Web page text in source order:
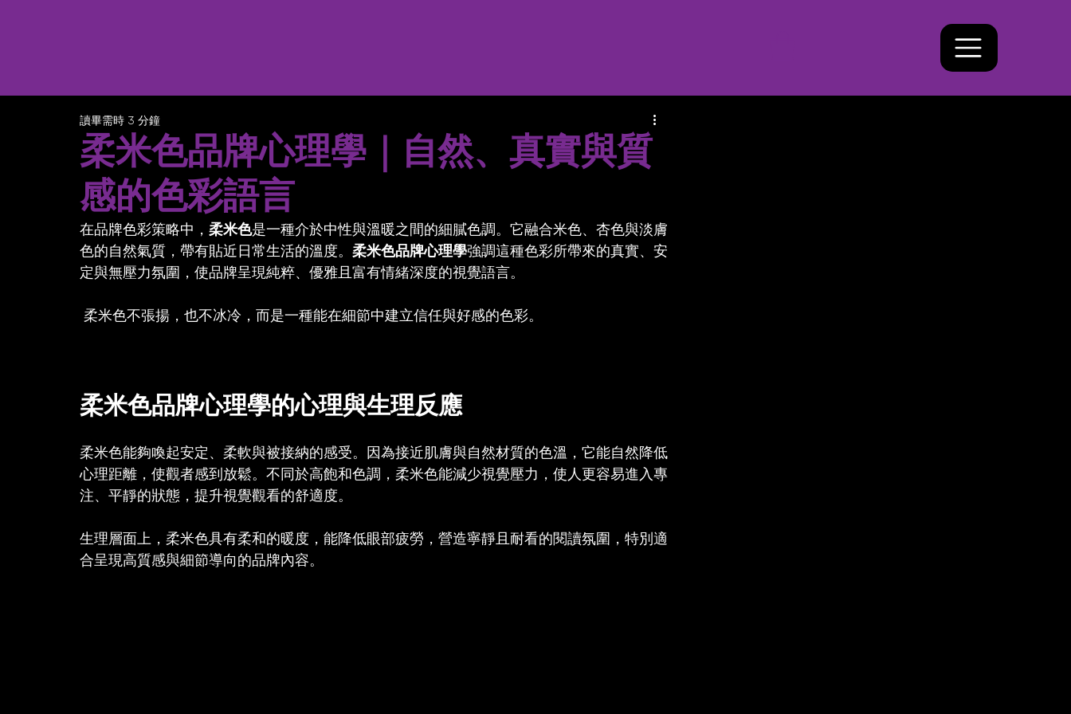
柔米色品牌心理學｜自然、真實與質
感的色彩語言
讀畢需時 3 分鐘
在品牌色彩策略中， 柔米色是一種介於中性與溫暖之間的細膩色調。它融合米色、杏色與淡膚
色的自然氣質，帶有貼近日常生活的溫度。 柔米色品牌心理學強調這種色彩所帶來的真實、安
定與無壓力氛圍，使品牌呈現純粹、優雅且富有情緒深度的視覺語言。
柔米色不張揚，也不冰冷，而是一種能在細節中建立信任與好感的色彩。
柔米色品牌心理學的心理與生理反應
柔米色能夠喚起安定、柔軟與被接納的感受。因為接近肌膚與自然材質的色溫，它能自然降低
心理距離，使觀者感到放鬆。不同於高飽和色調，柔米色能減少視覺壓力，使人更容易進入專
注、平靜的狀態，提升視覺觀看的舒適度。
生理層面上，柔米色具有柔和的暖度，能降低眼部疲勞，營造寧靜且耐看的閱讀氛圍，特別適
合呈現高質感與細節導向的品牌內容。